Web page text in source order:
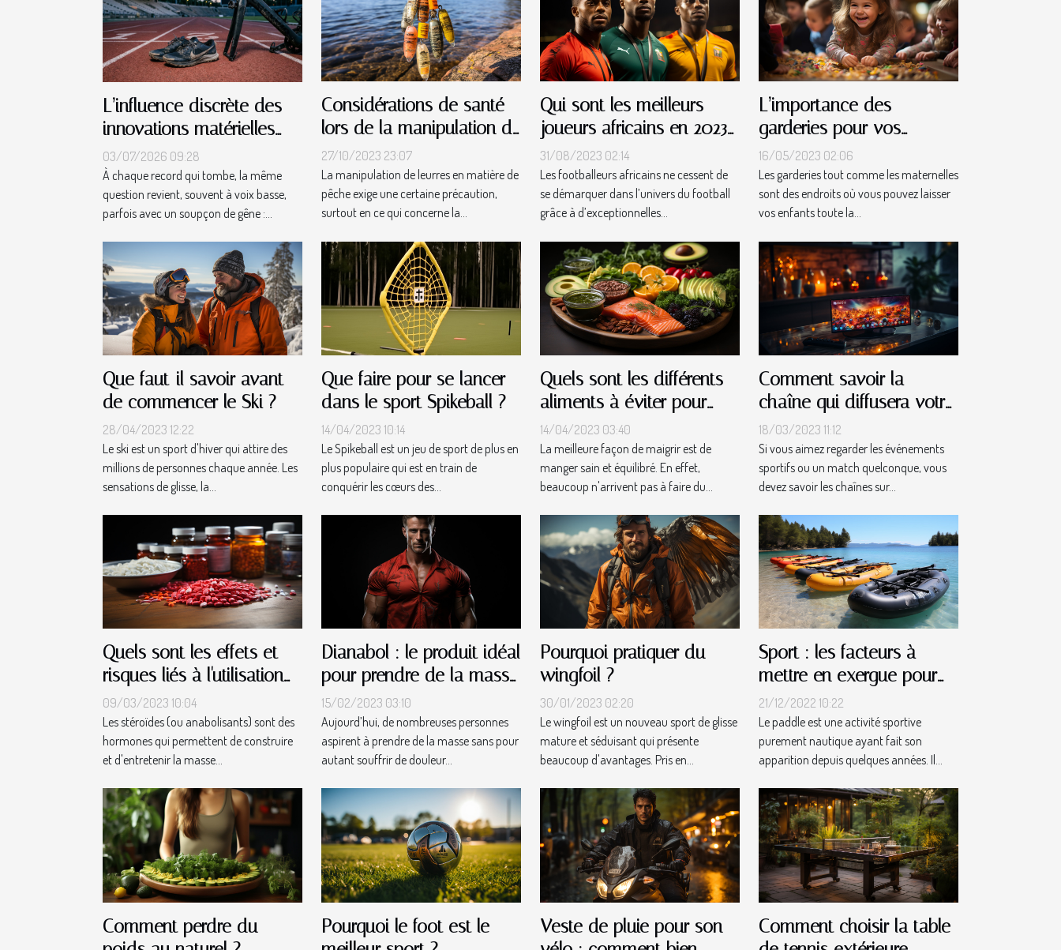
L’influence discrète des
innovations matérielles
sur les records sportifs
03/07/2026 09:28
À chaque record qui tombe, la même
question revient, souvent à voix basse,
parfois avec un soupçon de gêne :...
Considérations de santé
lors de la manipulation de
leurres
27/10/2023 23:07
La manipulation de leurres en matière de
pêche exige une certaine précaution,
surtout en ce qui concerne la...
Qui sont les meilleurs
joueurs africains en 2023
?
31/08/2023 02:14
Les footballeurs africains ne cessent de
se démarquer dans l’univers du football
grâce à d’exceptionnelles...
L’importance des
garderies pour vos
enfants
16/05/2023 02:06
Les garderies tout comme les maternelles
sont des endroits où vous pouvez laisser
vos enfants toute la...
Que faut-il savoir avant
de commencer le Ski ?
28/04/2023 12:22
Le ski est un sport d'hiver qui attire des
millions de personnes chaque année. Les
sensations de glisse, la...
Que faire pour se lancer
dans le sport Spikeball ?
14/04/2023 10:14
Le Spikeball est un jeu de sport de plus en
plus populaire qui est en train de
conquérir les cœurs des...
Quels sont les différents
aliments à éviter pour
perdre du poids ?
14/04/2023 03:40
La meilleure façon de maigrir est de
manger sain et équilibré. En effet,
beaucoup n'arrivent pas à faire du...
Comment savoir la
chaîne qui diffusera votre
événement sportif ou
match ?
18/03/2023 11:12
Si vous aimez regarder les événements
sportifs ou un match quelconque, vous
devez savoir les chaînes sur...
Quels sont les effets et
risques liés à l'utilisation
des stéroïdes ?
09/03/2023 10:04
Les stéroïdes (ou anabolisants) sont des
hormones qui permettent de construire
et d'entretenir la masse...
Dianabol : le produit idéal
pour prendre de la masse
sans douleur musculaire
15/02/2023 03:10
Aujourd’hui, de nombreuses personnes
aspirent à prendre de la masse sans pour
autant souffrir de douleur...
Pourquoi pratiquer du
wingfoil ?
30/01/2023 02:20
Le wingfoil est un nouveau sport de glisse
mature et séduisant qui présente
beaucoup d'avantages. Pris en...
Sport : les facteurs à
mettre en exergue pour
effectuer le choix de son
Paddle gonflable
21/12/2022 10:22
Le paddle est une activité sportive
purement nautique ayant fait son
apparition depuis quelques années. Il...
Comment perdre du
Pourquoi le foot est le
Veste de pluie pour son
Comment choisir la table